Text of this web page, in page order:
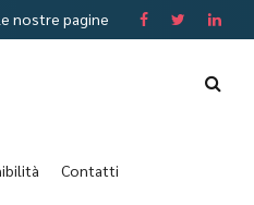
nostre pagine
Contatti